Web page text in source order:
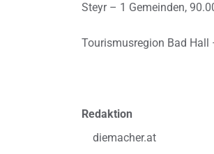
Steyr – 1 Gemeinden,
Tourismusregion Bad Hall
Redaktion
diemacher.at